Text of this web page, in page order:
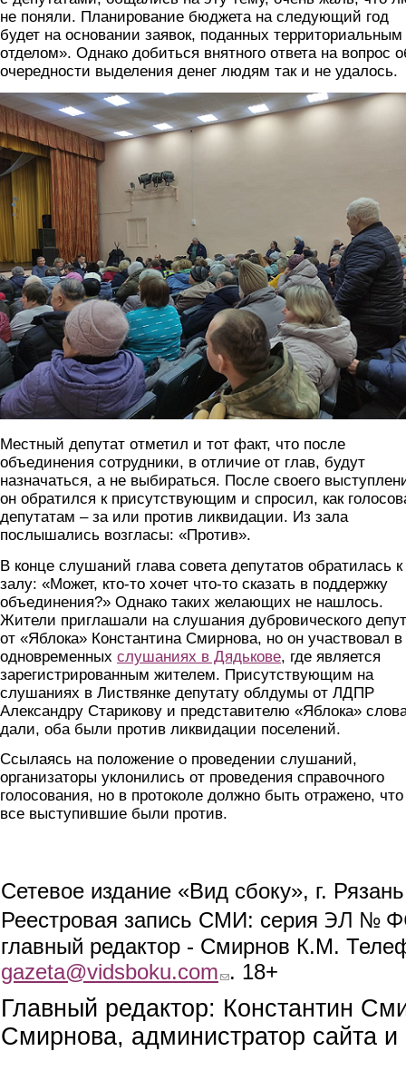
не поняли. Планирование бюджета на следующий год
будет на основании заявок, поданных территориальным
отделом». Однако добиться внятного ответа на вопрос
очередности выделения денег людям так и не удалось.
foto4.png
Местный депутат отметил и тот факт, что после
объединения сотрудники, в отличие от глав, будут
назначаться, а не выбираться. После своего
он обратился к присутствующим и спросил, как
депутатам – за или против ликвидации. Из зала
послышались возгласы: «Против».
В конце слушаний глава совета депутатов обратилась к
залу: «Может, кто-то хочет что-то сказать в поддержку
объединения?» Однако таких желающих не нашлось.
Жители приглашали на слушания дубровического
от «Яблока» Константина Смирнова, но он участвовал в
одновременных слушаниях в Дядькове, где является
зарегистрированным жителем. Присутствующим на
слушаниях в Листвянке депутату облдумы от ЛДПР
Александру Старикову и представителю «Яблока»
дали, оба были против ликвидации поселений.
Ссылаясь на положение о проведении слушаний,
организаторы уклонились от проведения справочного
голосования, но в протоколе должно быть отражено, что
все выступившие были против.
Сетевое издание «Вид сбоку», г.
Реестровая запись СМИ: серия ЭЛ №
главный редактор - Смирнов К.М.
gazeta@vidsboku.com (link sends e-mail)
. 18+
Главный редактор: Константин
Смирнова, администратор сайта